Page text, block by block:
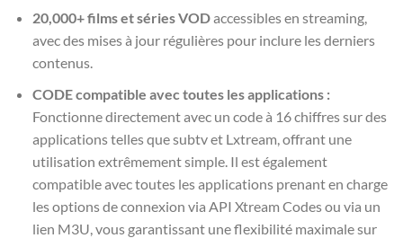
20,000+ films et séries VODaccessibles en streaming,
avec des mises à jour régulières pour inclure les derniers
contenus.
CODE compatible avec toutes les applications :
Fonctionne directement avec un code à 16 chiffres sur des
applications telles que subtv et Lxtream, offrant une
utilisation extrêmement simple. Il est également
compatible avec toutes les applications prenant en charge
les options de connexion via API Xtream Codes ou via un
lien M3U, vous garantissant une flexibilité maximale sur